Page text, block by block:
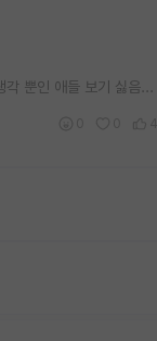
뿐인 애들 보기 싫음...